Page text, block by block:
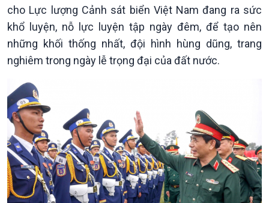
Tin Chính trị
Chính phủ với người dân
Quốc hội với cử tri
Xây dựng đảng
Đảng trong cuộc sống
Pháp luật và đời sống
Tin thế giới
Vấn đề quốc tế
Hồ sơ sự kiện quốc tế
Thế giới & Việt Nam
Biên cương - Một dải vững
cho Lực lượng Cảnh sát biển Việt Nam đang ra sức
khổ luyện, nỗ lực luyện tập ngày đêm, để tạo nên
những khối thống nhất, đội hình hùng dũng, trang
nghiêm trong ngày lễ trọng đại của đất nước.